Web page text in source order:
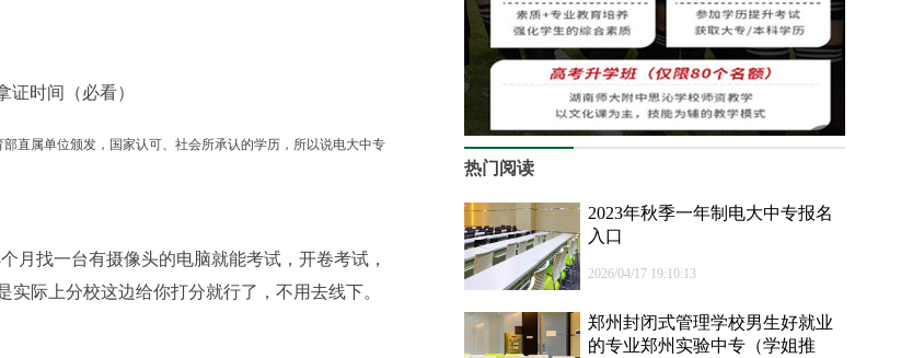
证时间（必看）
直属单位颁发，国家认可、社会所承认的学历，所以说电大中专
月找一台有摄像头的电脑就能考试，开卷考试，
际上分校这边给你打分就行了，不用去线下。
热门阅读
2023年秋季一年制电大中专报名
入口
2026/04/17 19:10:13
郑州封闭式管理学校男生好就业
的专业郑州实验中专（学姐推